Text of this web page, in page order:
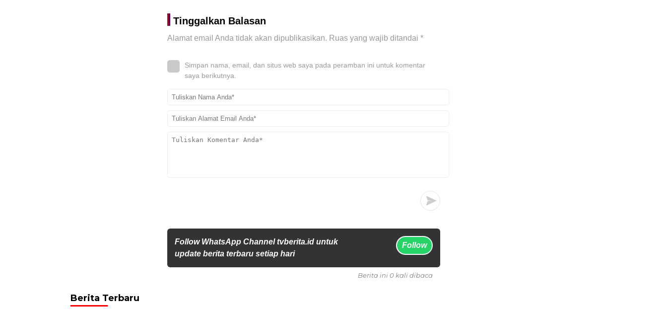
Tinggalkan Balasan
Alamat email Anda tidak akan dipublikasikan. Ruas yang wajib ditandai *
Simpan nama, email, dan situs web saya pada peramban ini untuk komentar
saya berikutnya.
Follow WhatsApp Channel tvberita.id untuk
update berita terbaru setiap hari
Follow
Berita ini 0 kali dibaca
Berita Terbaru